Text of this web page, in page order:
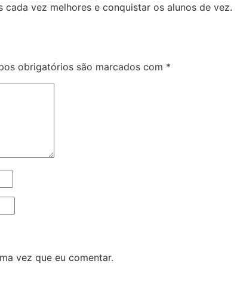
vez melhores e conquistar os alunos de vez.
obrigatórios são marcados com *
vez que eu comentar.